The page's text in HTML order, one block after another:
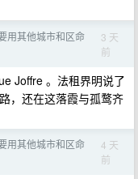
用其他城市和区命
3 天
前
Joffre 。法租界明说了
，还在这落霞与孤鹜齐
用其他城市和区命
4 天
前